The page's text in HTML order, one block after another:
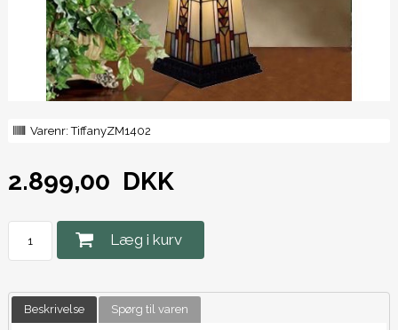
Varenr:TiffanyZM1402
2.899,00 DKK
Læg i kurv
Beskrivelse Spørg til varen